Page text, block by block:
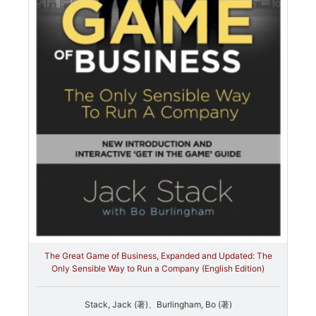
The Great Game of Business, Expanded and Updated: The
Only Sensible Way to Run a Company (English Edition)
Stack, Jack (著)、Burlingham, Bo (著)